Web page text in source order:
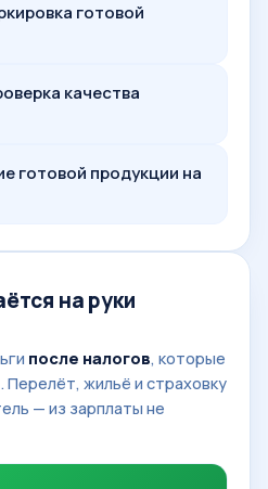
готовой
качества
готовой продукции на
на руки
после налогов, которые
Перелёт, жильё и страховку
— из зарплаты не